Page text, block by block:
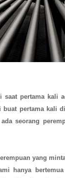
saat pertama kali
buat pertama kali
seorang
yang
hanya